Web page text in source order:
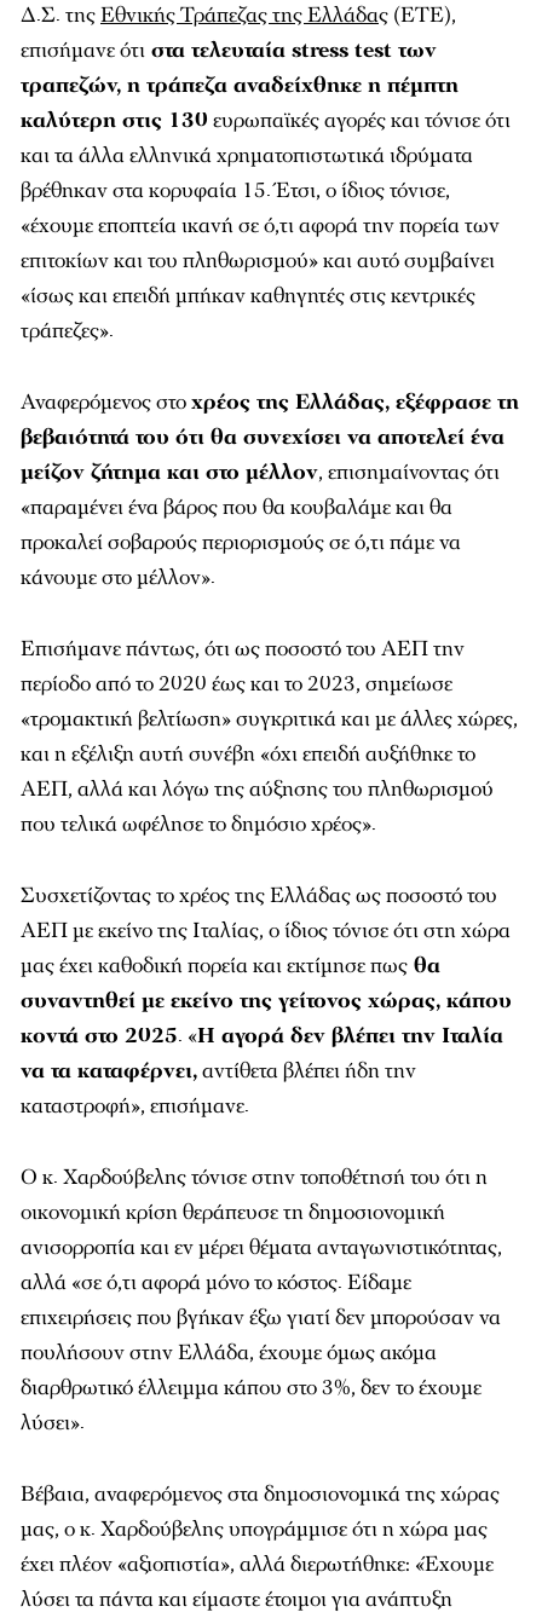
Δ.Σ. τηςΕθνικής Τράπεζας της Ελλάδας (ΕΤΕ),
επισήμανε ότι στα τελευταία stress test των
τραπεζών, η τράπεζα αναδείχθηκε η πέμπτη
καλύτερη στις 130 ευρωπαϊκές αγορές και τόνισε ότι
και τα άλλα ελληνικά χρηματοπιστωτικά ιδρύματα
βρέθηκαν στα κορυφαία 15. Έτσι, ο ίδιος τόνισε,
«έχουμε εποπτεία ικανή σε ό,τι αφορά την πορεία των
επιτοκίων και του πληθωρισμού» και αυτό συμβαίνει
«ίσως και επειδή μπήκαν καθηγητές στις κεντρικές
τράπεζες».
Αναφερόμενος στοχρέος της Ελλάδας, εξέφρασε τη
βεβαιότητά του ότι θα συνεχίσει να αποτελεί ένα
μείζον ζήτημα και στο μέλλον, επισημαίνοντας ότι
«παραμένει ένα βάρος που θα κουβαλάμε και θα
προκαλεί σοβαρούς περιορισμούς σε ό,τι πάμε να
κάνουμε στο μέλλον».
Επισήμανε πάντως, ότι ως ποσοστό του ΑΕΠ την
περίοδο από το 2020 έως και το 2023, σημείωσε
«τρομακτική βελτίωση» συγκριτικά και με άλλες χώρες,
και η εξέλιξη αυτή συνέβη «όχι επειδή αυξήθηκε το
ΑΕΠ, αλλά και λόγω της αύξησης του πληθωρισμού
που τελικά ωφέλησε το δημόσιο χρέος».
Συσχετίζοντας το χρέος της Ελλάδας ως ποσοστό του
ΑΕΠ με εκείνο της Ιταλίας, ο ίδιος τόνισε ότι στη χώρα
μας έχει καθοδική πορεία και εκτίμησε πως θα
συναντηθεί με εκείνο της γείτονος χώρας, κάπου
κοντά στο 2025. «Η αγορά δεν βλέπει την Ιταλία
να τα καταφέρνει,αντίθετα βλέπει ήδη την
καταστροφή», επισήμανε.
Ο κ. Χαρδούβελης τόνισε στην τοποθέτησή του ότι η
οικονομική κρίση θεράπευσε τη δημοσιονομική
ανισορροπία και εν μέρει θέματα ανταγωνιστικότητας,
αλλά «σε ό,τι αφορά μόνο το κόστος. Είδαμε
επιχειρήσεις που βγήκαν έξω γιατί δεν μπορούσαν να
πουλήσουν στην Ελλάδα, έχουμε όμως ακόμα
διαρθρωτικό έλλειμμα κάπου στο 3%, δεν το έχουμε
λύσει».
Βέβαια, αναφερόμενος στα δημοσιονομικά της χώρας
μας, ο κ. Χαρδούβελης υπογράμμισε ότι η χώρα μας
έχει πλέον «αξιοπιστία», αλλά διερωτήθηκε: «Έχουμε
λύσει τα πάντα και είμαστε έτοιμοι για ανάπτυξη